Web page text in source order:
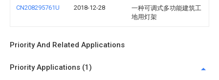
CN208295761U 2018-12-28
一种可调式多功能建筑工
地用灯架
Priority And Related Applications
Priority Applications (1)